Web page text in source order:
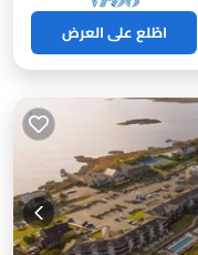
اطّلع على العرض